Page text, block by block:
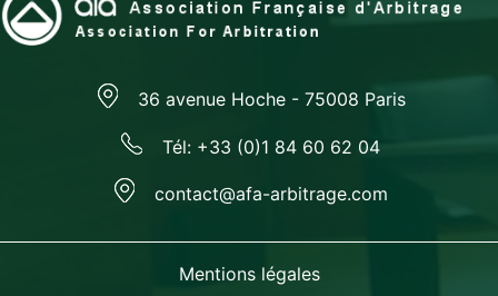
36 avenue Hoche - 75008 Paris
Tél: +33 (0)1 84 60 62 04
contact@afa-arbitrage.com
Mentions légales